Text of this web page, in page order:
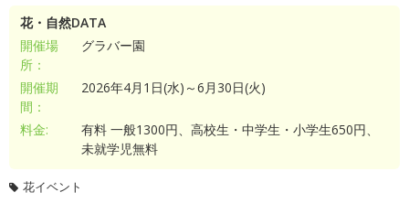
花・自然DATA
開催場
所：
グラバー園
開催期
間：
2026年4月1日(水)～6月30日(火)
料金:
有料 一般1300円、高校生・中学生・小学生650円、
未就学児無料
花イベント